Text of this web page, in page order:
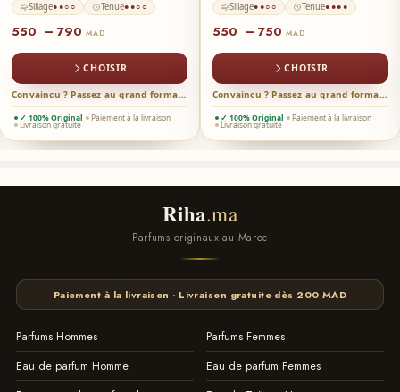
Sillage●●○○ Tenue●●○○
550 – 790 MAD
CHOISIR
Convaincu ? Passez au grand format →
✓ 100% Original Paiement à la livraison
Livraison gratuite
Sillage●●○○ Tenue●●●●
550 – 750 MAD
CHOISIR
Convaincu ? Passez au grand format →
✓ 100% Original Paiement à la livraison
Livraison gratuite
Riha.ma
Parfums originaux au Maroc
Paiement à la livraison · Livraison gratuite dès 200 MAD
Parfums Hommes
Parfums Femmes
Eau de parfum Homme
Eau de parfum Femmes